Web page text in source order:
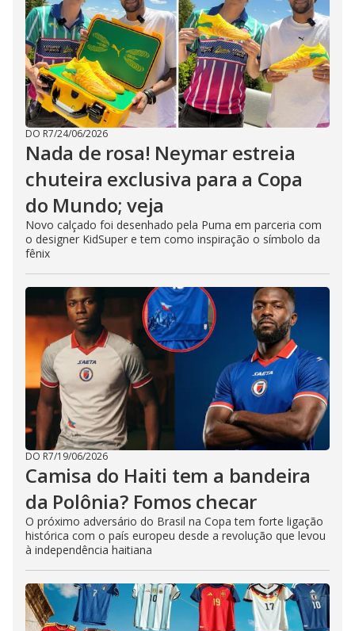
DO R7/24/06/2026
Nada de rosa! Neymar estreia
chuteira exclusiva para a Copa
do Mundo; veja
Novo calçado foi desenhado pela Puma em parceria com
o designer KidSuper e tem como inspiração o símbolo da
fênix
DO R7/19/06/2026
Camisa do Haiti tem a bandeira
da Polônia? Fomos checar
O próximo adversário do Brasil na Copa tem forte ligação
histórica com o país europeu desde a revolução que levou
à independência haitiana